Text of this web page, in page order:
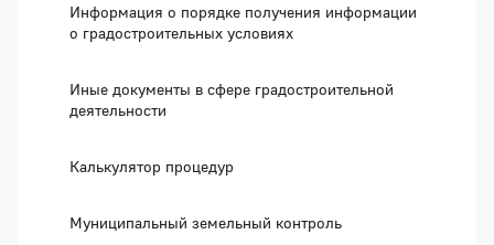
Информация о порядке получения информации
о градостроительных условиях
Иные документы в сфере градостроительной
деятельности
Калькулятор процедур
Муниципальный земельный контроль